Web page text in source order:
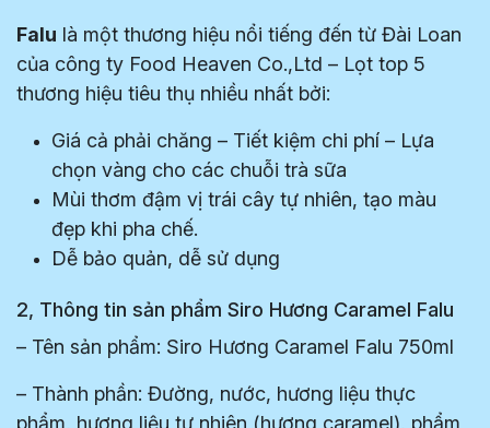
Falu là một thương hiệu nổi tiếng đến từ Đài Loan
của công ty Food Heaven Co.,Ltd – Lọt top 5
thương hiệu tiêu thụ nhiều nhất bởi:
Giá cả phải chăng – Tiết kiệm chi phí – Lựa
chọn vàng cho các chuỗi trà sữa
Mùi thơm đậm vị trái cây tự nhiên, tạo màu
đẹp khi pha chế.
Dễ bảo quản, dễ sử dụng
2, Thông tin sản phẩm Siro Hương Caramel Falu
– Tên sản phẩm: Siro Hương Caramel Falu 750ml
– Thành phần: Đường, nước, hương liệu thực
phẩm, hương liệu tự nhiên (hương caramel), phẩm